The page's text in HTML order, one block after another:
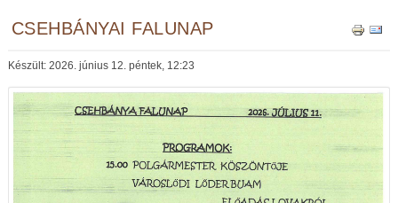
CSEHBÁNYAI FALUNAP
Készült: 2026. június 12. péntek, 12:23